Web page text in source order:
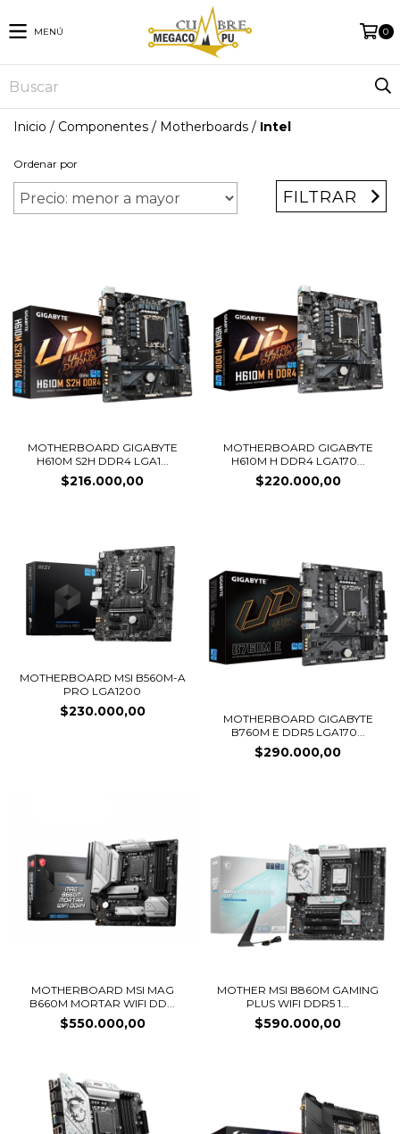
MENÚ 0
Inicio / Componentes / Motherboards / Intel
Ordenar por
FILTRAR
MOTHERBOARD GIGABYTE
H610M S2H DDR4 LGA1...
$216.000,00
MOTHERBOARD GIGABYTE
H610M H DDR4 LGA170...
$220.000,00
MOTHERBOARD MSI B560M-A
PRO LGA1200
$230.000,00
MOTHERBOARD GIGABYTE
B760M E DDR5 LGA170...
$290.000,00
MOTHERBOARD MSI MAG
B660M MORTAR WIFI DD...
$550.000,00
MOTHER MSI B860M GAMING
PLUS WIFI DDR5 1...
$590.000,00